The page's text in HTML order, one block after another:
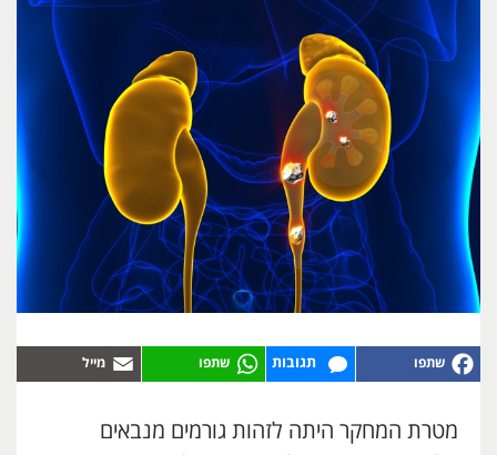
תגובות
מטרת המחקר היתה לזהות גורמים מנבאים